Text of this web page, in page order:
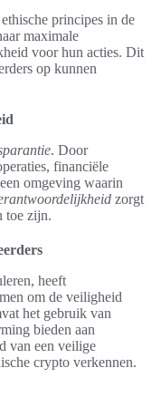
principes in de
maximale
voor hun acties. Dit
op kunnen
. Door
financiële
omgeving waarin
zorgt
toe zijn.
heeft
om de veiligheid
het gebruik van
bieden aan
van een veilige
crypto verkennen.